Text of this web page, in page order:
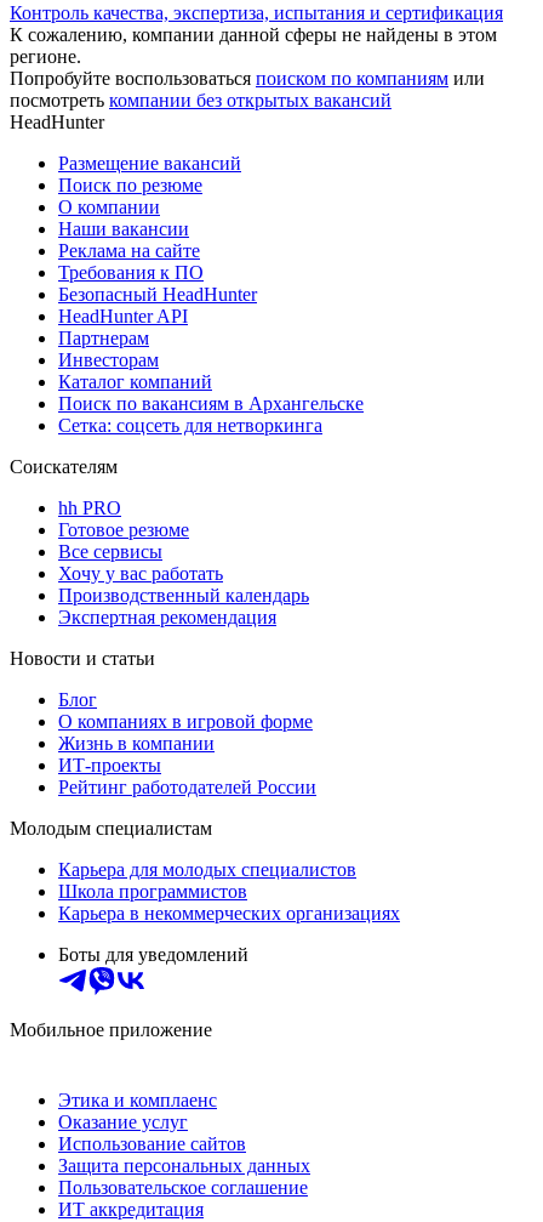
Контроль качества, экспертиза, испытания и сертификация
К сожалению, компании данной сферы не найдены в этом
регионе.
Попробуйте воспользоваться поиском по компаниям или
посмотреть компании без открытых вакансий
HeadHunter
Размещение вакансий
Поиск по резюме
О компании
Наши вакансии
Реклама на сайте
Требования к ПО
Безопасный HeadHunter
HeadHunter API
Партнерам
Инвесторам
Каталог компаний
Поиск по вакансиям в Архангельске
Сетка: соцсеть для нетворкинга
Соискателям
hh PRO
Готовое резюме
Все сервисы
Хочу у вас работать
Производственный календарь
Экспертная рекомендация
Новости и статьи
Блог
О компаниях в игровой форме
Жизнь в компании
ИТ-проекты
Рейтинг работодателей России
Молодым специалистам
Карьера для молодых специалистов
Школа программистов
Карьера в некоммерческих организациях
Боты для уведомлений
Мобильное приложение
Этика и комплаенс
Оказание услуг
Использование сайтов
Защита персональных данных
Пользовательское соглашение
ИТ аккредитация